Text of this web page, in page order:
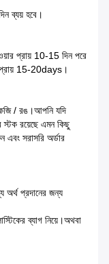
ব্যয় হবে।
প্রায় 10-15 দিন পরে
প্রায় 15-20days।
/ রঙ।আপনি যদি
স্টক রয়েছে এমন কিছু
এবং সরাসরি অর্ডার
অর্থ প্রদানের জন্য
ব্যাগ নিয়ে।অথবা